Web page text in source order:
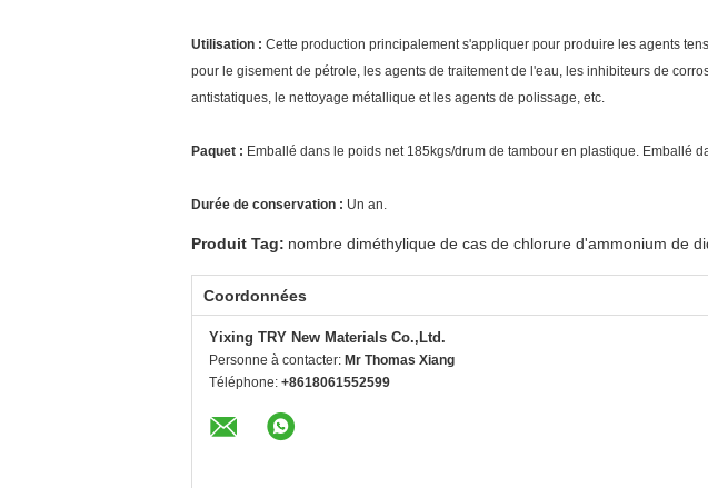
Utilisation : Cette production principalement s'appliquer pour produire les agents
pour le gisement de pétrole, les agents de traitement de l'eau, les inhibiteurs de
antistatiques, le nettoyage métallique et les agents de polissage, etc.
Paquet : Emballé dans le poids net 185kgs/drum de tambour en plastique. Emballé
Durée de conservation : Un an.
Produit Tag: nombre diméthylique de cas de chlorure d'ammonium de
Coordonnées
Yixing TRY New Materials Co.,Ltd.
Personne à contacter: Mr Thomas Xiang
Téléphone: +8618061552599